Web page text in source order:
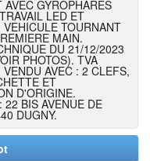
AVEC GYROPHARES
LED ET
VEHICULE TOURNANT
MAIN.
DU 21/12/2023
PHOTOS). TVA
AVEC : 2 CLEFS,
ET
D'ORIGINE.
22 BIS AVENUE DE
DUGNY.